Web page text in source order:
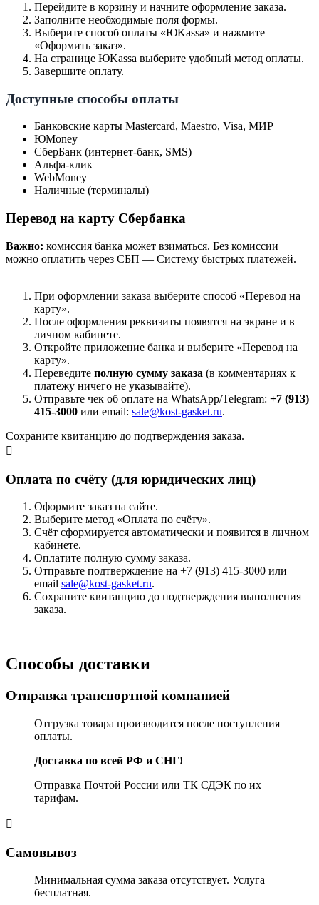
Перейдите в корзину и начните оформление заказа.
Заполните необходимые поля формы.
Выберите способ оплаты «ЮKassa» и нажмите
«Оформить заказ».
На странице ЮKassa выберите удобный метод оплаты.
Завершите оплату.
Доступные способы оплаты
Банковские карты Mastercard, Maestro, Visa, МИР
ЮMoney
СберБанк (интернет-банк, SMS)
Альфа-клик
WebMoney
Наличные (терминалы)
Перевод на карту Сбербанка
Важно: комиссия банка может взиматься. Без комиссии
можно оплатить через СБП — Систему быстрых платежей.
При оформлении заказа выберите способ «Перевод на
карту».
После оформления реквизиты появятся на экране и в
личном кабинете.
Откройте приложение банка и выберите «Перевод на
карту».
Переведите полную сумму заказа (в комментариях к
платежу ничего не указывайте).
Отправьте чек об оплате на WhatsApp/Telegram: +7 (913)
415-3000 или email: sale@kost-gasket.ru.
Сохраните квитанцию до подтверждения заказа.
Оплата по счёту (для юридических лиц)
Оформите заказ на сайте.
Выберите метод «Оплата по счёту».
Счёт сформируется автоматически и появится в личном
кабинете.
Оплатите полную сумму заказа.
Отправьте подтверждение на +7 (913) 415-3000 или
email sale@kost-gasket.ru.
Сохраните квитанцию до подтверждения выполнения
заказа.
Способы доставки
Отправка транспортной компанией
Отгрузка товара производится после поступления
оплаты.
Доставка по всей РФ и СНГ!
Отправка Почтой России или ТК СДЭК по их
тарифам.
Самовывоз
Минимальная сумма заказа отсутствует. Услуга
бесплатная.